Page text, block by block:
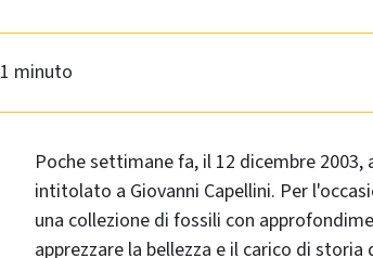
1 minuto
Poche settimane fa, il 12 dicembre
intitolato a Giovanni Capellini. Per
una collezione di fossili con
apprezzare la bellezza e il carico di